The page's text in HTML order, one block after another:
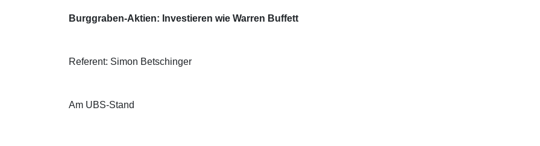
Burggraben-Aktien: Investieren wie Warren Buffett
Referent: Simon Betschinger
Am UBS-Stand